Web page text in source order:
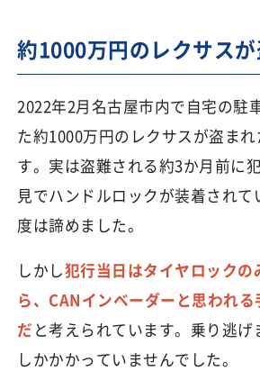
約1000万円のレクサス
2022年2月名古屋市内で自宅の駐
た約1000万円のレクサスが盗ま
す。実は盗難される約3か月前に
見でハンドルロックが装着されて
度は諦めました。
しかし犯行当日はタイヤロックの
ら、CANインベーダーと思われ
だ と考えられています。乗り逃げ
しかかかっていませんでした。